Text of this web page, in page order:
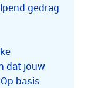
gedrag
dat jouw
basis